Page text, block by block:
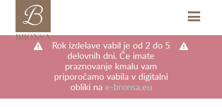
b M
Rok izdelave vabil je od 2 do 5
delovnih dni. Če imate
praznovanje kmalu vam
priporočamo vabila v digitalni
obliki na e-bronsa.eu